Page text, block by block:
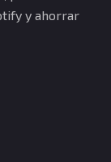
y ahorrar